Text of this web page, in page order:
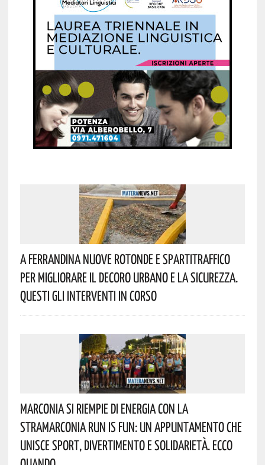
A Ferrandina Nuove Rotonde E Spartitraffico
Per Migliorare Il Decoro Urbano E La Sicurezza.
Questi Gli Interventi In Corso
Marconia Si Riempie Di Energia Con La
StraMarconia Run Is Fun: Un Appuntamento Che
Unisce Sport, Divertimento E Solidarietà. Ecco